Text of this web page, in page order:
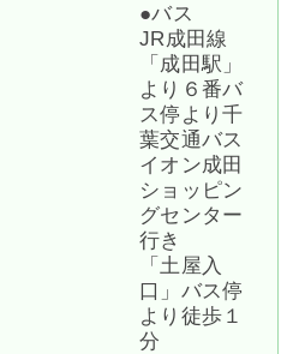
●バス
JR成田線
「成田駅」
より６番バ
ス停より千
葉交通バス
イオン成田
ショッピン
グセンター
行き
「土屋入
口」バス停
より徒歩１
分